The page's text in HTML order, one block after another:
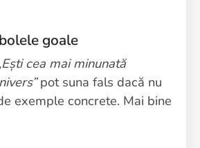
goale
cea mai minunată
pot suna fals dacă nu
exemple concrete. Mai bine